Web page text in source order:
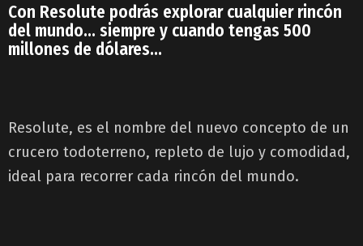
Con Resolute podrás explorar cualquier rincón
del mundo… siempre y cuando tengas 500
millones de dólares…
Resolute, es el nombre del nuevo concepto de un
crucero todoterreno, repleto de lujo y comodidad,
ideal para recorrer cada rincón del mundo.